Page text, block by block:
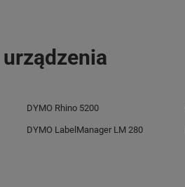
DYMO Rhino 5200
DYMO LabelManager LM 280